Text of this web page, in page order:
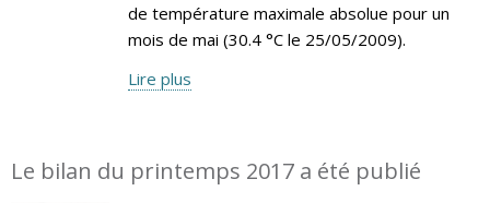
de température maximale absolue pour un
mois de mai (30.4 °C le 25/05/2009).
Lire plus
Le bilan du printemps 2017 a été publié